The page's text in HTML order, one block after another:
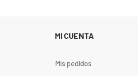
MI CUENTA
Mis pedidos